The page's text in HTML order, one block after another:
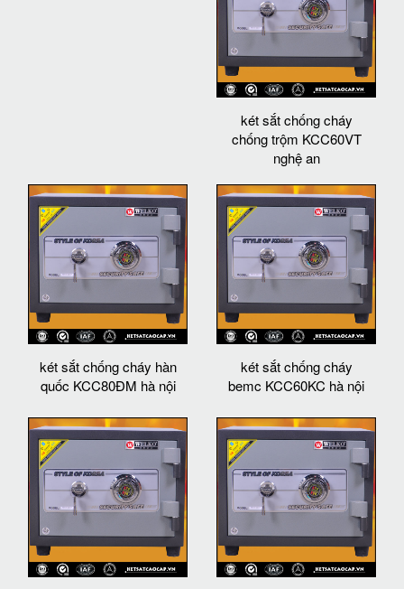
két sắt chống cháy
chống trộm KCC60VT
nghệ an
két sắt chống cháy hàn
quốc KCC80ĐM hà nội
két sắt chống cháy
bemc KCC60KC hà nội